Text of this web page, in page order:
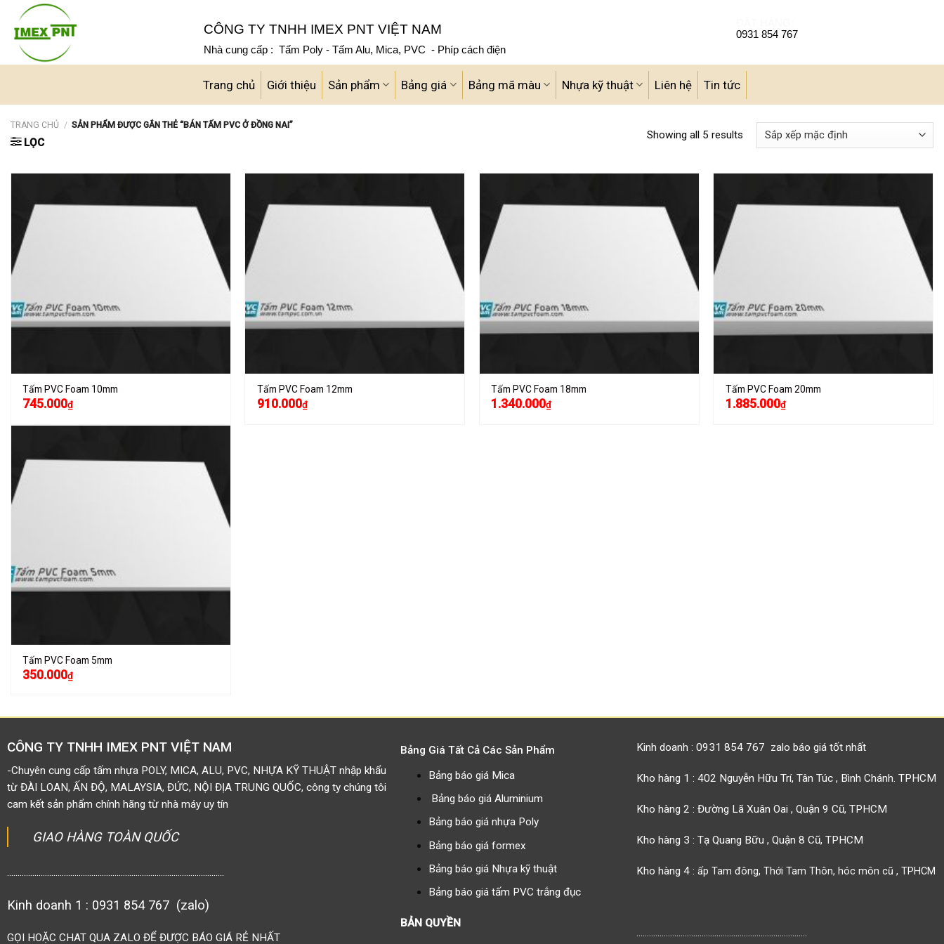
content
CÔNG TY TNHH IMEX PNT VIỆT NAM
Nhà cung cấp : Tấm Poly - Tấm Alu, Mica, PVC - Phíp cách điện
0931 854 767
Trang chủ Giới thiệu Sản phẩm Bảng giá Bảng mã màu Nhựa kỹ thuật Liên hệ Tin tức
TRANG CHỦ / SẢN PHẨM ĐƯỢC GẮN THẺ “BÁN TẤM PVC Ở ĐỒNG NAI”
LỌC
Showing all 5 results
Tấm PVC Foam 10mm
745.000₫
Tấm PVC Foam 12mm
910.000₫
Tấm PVC Foam 18mm
1.340.000₫
Tấm PVC Foam 20mm
1.885.000₫
Tấm PVC Foam 5mm
350.000₫
CÔNG TY TNHH IMEX PNT VIỆT NAM
-Chuyên cung cấp tấm nhựa POLY, MICA, ALU, PVC, NHỰA KỸ THUẬT nhập khẩu
từ ĐÀI LOAN, ẤN ĐỘ, MALAYSIA, ĐỨC, NỘI ĐỊA TRUNG QUỐC, công ty chúng tôi
cam kết sản phẩm chính hãng từ nhà máy uy tín
GIAO HÀNG TOÀN QUỐC
.......................................................................................................
Kinh doanh 1 : 0931 854 767 (zalo)
GỌI HOẶC CHAT QUA ZALO ĐỂ ĐƯỢC BÁO GIÁ RẺ NHẤT
Bảng Giá Tất Cả Các Sản Phẩm
Bảng báo giá Mica
Bảng báo giá Aluminium
Bảng báo giá nhựa Poly
Bảng báo giá formex
Bảng báo giá Nhựa kỹ thuật
Bảng báo giá tấm PVC trắng đục
BẢN QUYỀN
Kinh doanh : 0931 854 767 zalo báo giá tốt nhất
Kho hàng 1 : 402 Nguyễn Hữu Trí, Tân Túc , Bình Chánh. TPHCM
Kho hàng 2 : Đường Lã Xuân Oai , Quận 9 Cũ, TPHCM
Kho hàng 3 : Tạ Quang Bữu , Quận 8 Cũ, TPHCM
Kho hàng 4 : ấp Tam đông, Thới Tam Thôn, hóc môn cũ , TPHCM
.................................................................................